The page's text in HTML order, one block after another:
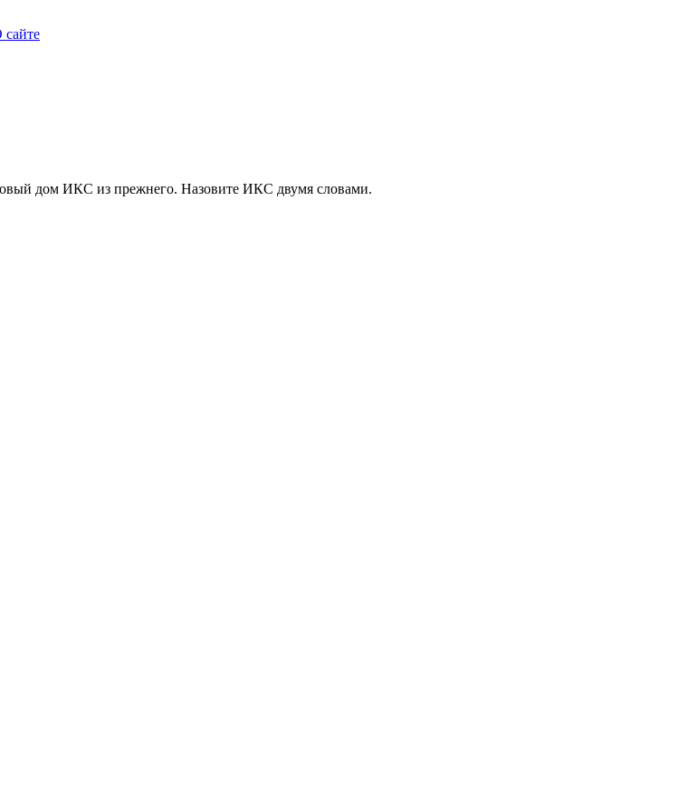
сайте
дом ИКС из прежнего. Назовите ИКС двумя словами.